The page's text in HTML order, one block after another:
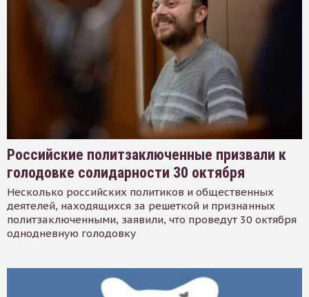
Российские политзаключенные призвали к
голодовке солидарности 30 октября
Несколько российских политиков и общественных
деятелей, находящихся за решеткой и признанных
политзаключенными, заявили, что проведут 30 октября
однодневную голодовку